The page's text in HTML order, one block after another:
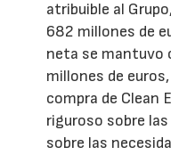
atribuible al
682 millones de
neta se mantuvo
millones de
compra de Clean
riguroso sobre
sobre las